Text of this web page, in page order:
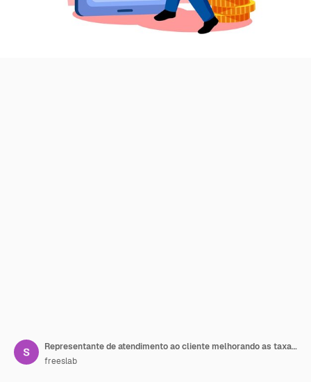
Representante de atendimento ao cliente melhorando as taxas de satisfação do cliente
freeslab